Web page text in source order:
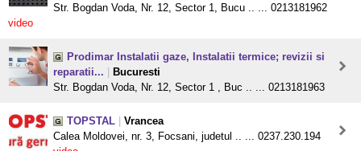
Str. Bogdan Voda, Nr. 12, Sector 1, Bucu .. ... 0213181962
video
Prodimar Instalatii gaze, Instalatii termice; revizii si
reparatii...
Bucuresti
Str. Bogdan Voda, Nr. 12, Sector 1 , Buc .. ... 0213181963
TOPSTAL
Vrancea
Calea Moldovei, nr. 3, Focsani, judetul .. ... 0237.230.194